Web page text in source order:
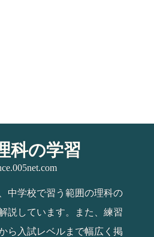
科の学習
中学校で習う範囲の理科の
説しています。また、練習
ら入試レベルまで幅広く掲